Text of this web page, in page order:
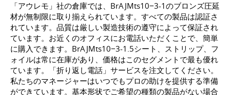
「アウレモ」社の倉庫では、BrAJMts10−3-1のブロンズ圧延
材が無制限に取り揃えられています。すべての製品は認証さ
れています。品質は厳しい製造技術の遵守によって保証され
ています。お近くのオフィスにお電話いただくことで、簡単
に購入できます。BrAJMts10−3-1.5シート、ストリップ、フ
ォイルは常に在庫があり、価格はこのセグメントで最も優れ
ています。「折り返し電話」サービスを注文してください。
私たちのマネージャーはいつでもプロの助けを提供する準備
ができています。基本形状でご希望の種類の製品がない場合